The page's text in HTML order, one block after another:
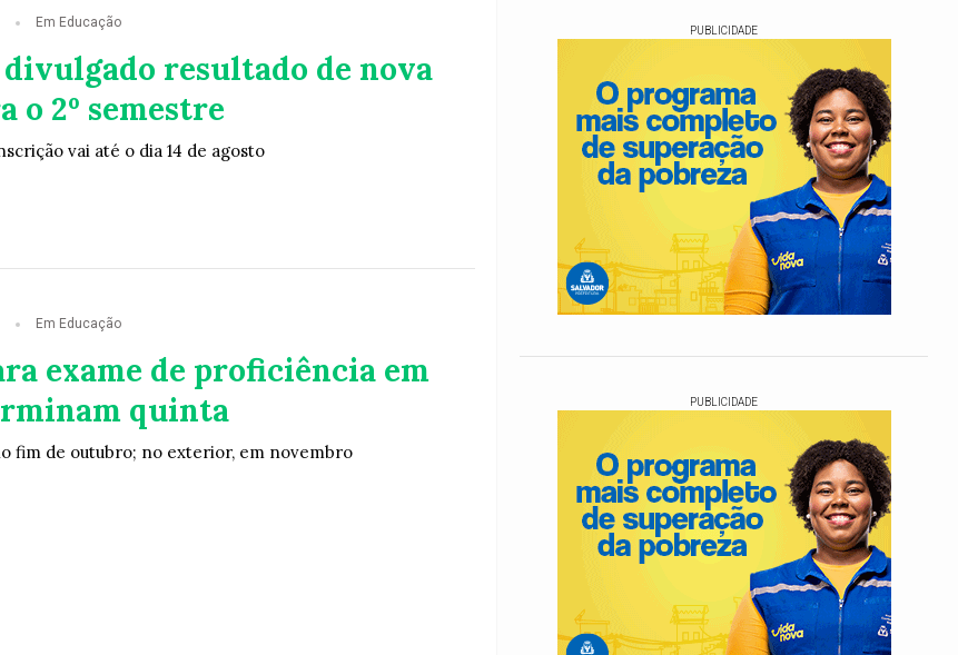
Em Educação
resultado de nova
o 2º semestre
vai até o dia 14 de agosto
Em Educação
exame de proficiência em
quinta
fim de outubro; no exterior, em novembro
PUBLICIDADE
PUBLICIDADE